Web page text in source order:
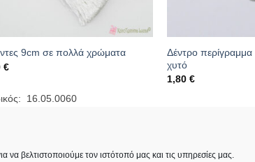
να βελτιστοποιούμε τον ιστότοπό μας και τις υπηρεσίες μας.
9cm σε πολλά χρώματα
€
16.05.0060
Δέντρο περίγραμμα
χυτό
1,80€